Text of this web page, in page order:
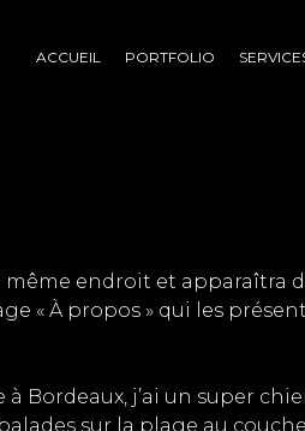
ACCUEIL PORTFOLIO
même endroit et apparaîtra
« À propos » qui les
Bordeaux, j’ai un super
sur la plage au